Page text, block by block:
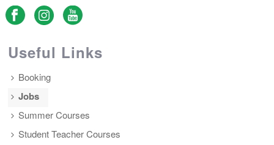
Useful Links
Booking
Jobs
Summer Courses
Student Teacher Courses